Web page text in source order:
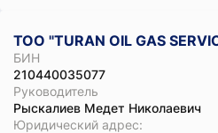
ТОО "TURAN OIL GAS
БИН
210440035077
Руководитель
Рыскалиев Медет Николаевич
Юридический адрес: